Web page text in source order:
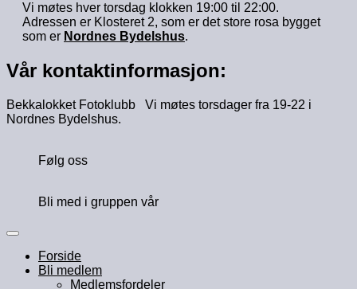
Vi møtes hver torsdag klokken 19:00 til 22:00.
Adressen er Klosteret 2, som er det store rosa bygget
som er Nordnes Bydelshus.
Vår kontaktinformasjon:
Bekkalokket Fotoklubb Vi møtes torsdager fra 19-22 i
Nordnes Bydelshus.
Følg oss
Bli med i gruppen vår
Forside
Bli medlem
Medlemsfordeler